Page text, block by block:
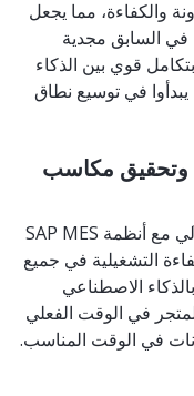
والكفاءة، مما يجعل
في السابق مجدية
قوي بين الذكاء
يبدأوا في توسيع نطاق
وتحقيق مكاسب
يعمل تكامل الذكاء الاصطناعي/التعلم الآلي مع أنظمة SAP MES
التشغيلية في جميع
الاصطناعي
في الوقت الفعلي
في الوقت المناسب.